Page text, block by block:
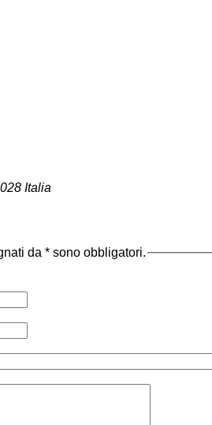
Italia
da * sono obbligatori.